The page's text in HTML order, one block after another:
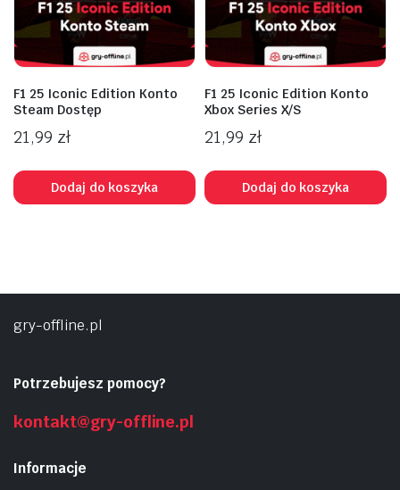
F1 25 Iconic Edition Konto
Steam Dostęp
21,99 zł
Dodaj do koszyka
F1 25 Iconic Edition Konto
Xbox Series X/S
21,99 zł
Dodaj do koszyka
gry-offline.pl
Potrzebujesz pomocy?
kontakt@gry-offline.pl
Informacje